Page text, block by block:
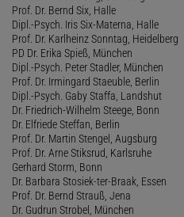
Prof. Dr. Bernd Six, Halle
Dipl.-Psych. Iris Six-Materna, Halle
Prof. Dr. Karlheinz Sonntag, Heidelberg
PD Dr. Erika Spieß, München
Dipl.-Psych. Peter Stadler, München
Prof. Dr. Irmingard Staeuble, Berlin
Dipl.-Psych. Gaby Staffa, Landshut
Dr. Friedrich-Wilhelm Steege, Bonn
Dr. Elfriede Steffan, Berlin
Prof. Dr. Martin Stengel, Augsburg
Prof. Dr. Arne Stiksrud, Karlsruhe
Gerhard Storm, Bonn
Dr. Barbara Stosiek-ter-Braak, Essen
Prof. Dr. Bernd Strauß, Jena
Dr. Gudrun Strobel, München